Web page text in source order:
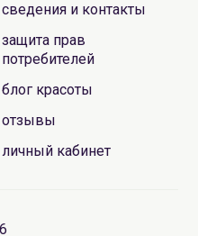
сведения и контакты
защита прав
потребителей
блог красоты
отзывы
личный кабинет